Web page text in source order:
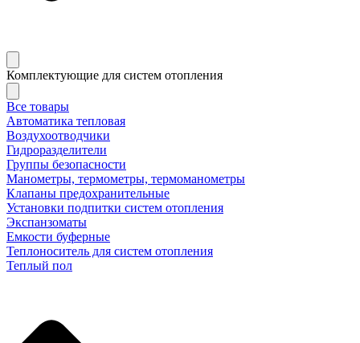
Комплектующие для систем отопления
Все товары
Автоматика тепловая
Воздухоотводчики
Гидроразделители
Группы безопасности
Манометры, термометры, термоманометры
Клапаны предохранительные
Установки подпитки систем отопления
Экспанзоматы
Емкости буферные
Теплоноситель для систем отопления
Теплый пол